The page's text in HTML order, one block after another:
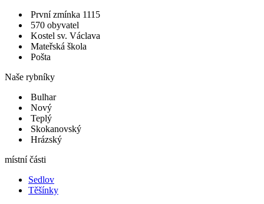
První zmínka 1115
570 obyvatel
Kostel sv. Václava
Mateřská škola
Pošta
Naše rybníky
Bulhar
Nový
Teplý
Skokanovský
Hrázský
místní části
Sedlov
Těšínky